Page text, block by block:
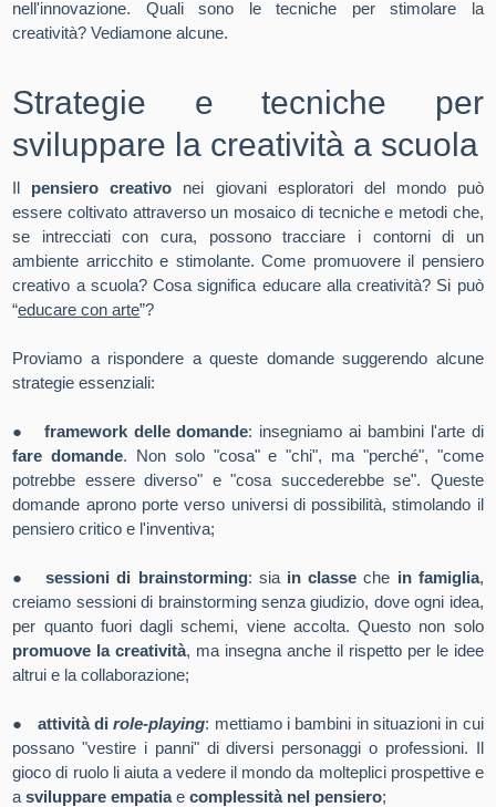
nell'innovazione. Quali sono le tecniche per stimolare la
creatività? Vediamone alcune.
Strategie e tecniche per
sviluppare la creatività a scuola
Il pensiero creativo nei giovani esploratori del mondo può
essere coltivato attraverso un mosaico di tecniche e metodi che,
se intrecciati con cura, possono tracciare i contorni di un
ambiente arricchito e stimolante. Come promuovere il pensiero
creativo a scuola?Cosa significa educare alla creatività? Si può
“educare con arte”?
Proviamo a rispondere a queste domande suggerendo alcune
strategie essenziali:
● framework delle domande: insegniamo ai bambini l'arte di
fare domande. Non solo "cosa" e "chi", ma "perché", "come
potrebbe essere diverso" e "cosa succederebbe se". Queste
domande aprono porte verso universi di possibilità, stimolando il
pensiero critico e l'inventiva;
●sessioni di brainstorming: sia in classe che in famiglia,
creiamo sessioni di brainstorming senza giudizio, dove ogni idea,
per quanto fuori dagli schemi, viene accolta. Questo non solo
promuove la creatività, ma insegna anche il rispetto per le idee
altrui e la collaborazione;
● attività di role-playing: mettiamo i bambini in situazioni in cui
possano "vestire i panni" di diversi personaggi o professioni. Il
gioco di ruolo li aiuta a vedere il mondo da molteplici prospettive e
asviluppare empatiaecomplessità nel pensiero;